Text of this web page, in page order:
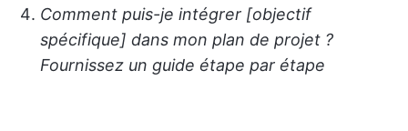
Comment puis-je intégrer [objectif
spécifique] dans mon plan de projet ?
Fournissez un guide étape par étape